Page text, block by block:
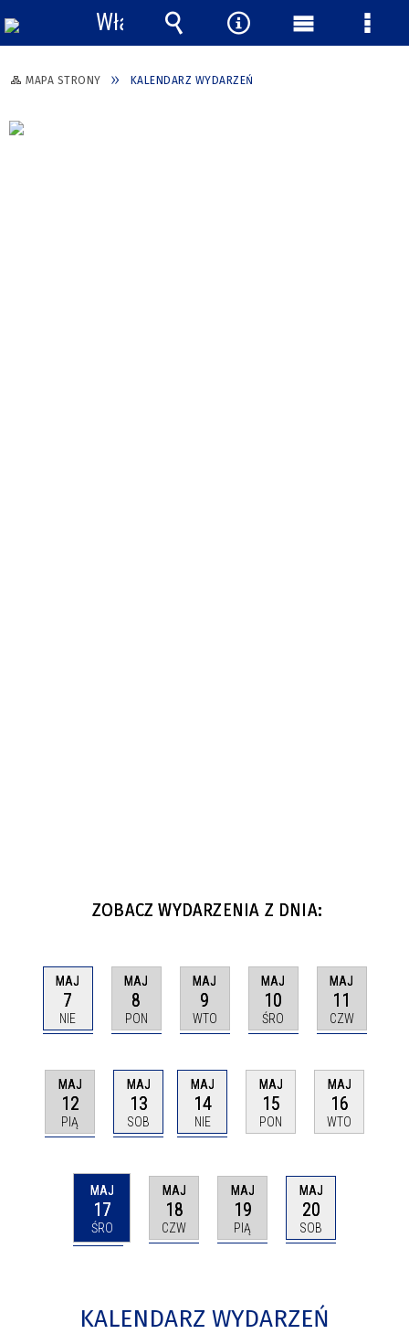
MAPA STRONY KALENDARZ WYDARZEŃ
ZOBACZ WYDARZENIA Z DNIA:
MAJ
7
NIE
MAJ
8
PON
MAJ
9
WTO
MAJ
10
ŚRO
MAJ
11
CZW
MAJ
12
PIĄ
MAJ
13
SOB
MAJ
14
NIE
MAJ
15
PON
MAJ
16
WTO
MAJ
17
ŚRO
MAJ
18
CZW
MAJ
19
PIĄ
MAJ
20
SOB
KALENDARZ WYDARZEŃ
Włącz
powiadomienia
Wyszukiwarka
Narzędzia
Menu Menu